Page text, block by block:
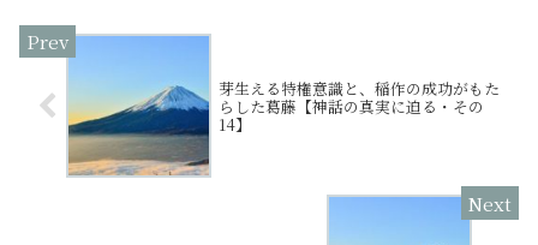
芽生える特権意識と、稲作の成功がもた
らした葛藤【神話の真実に迫る・その
14】